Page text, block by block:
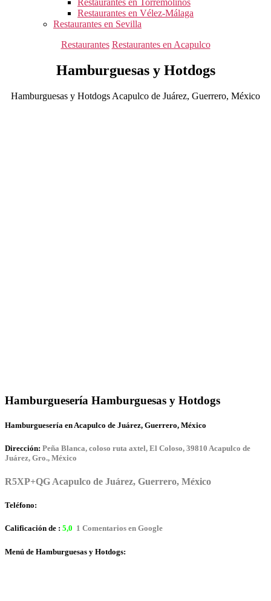
Restaurantes en Torremolinos
Restaurantes en Vélez-Málaga
Restaurantes en Sevilla
Categorías
Restaurantes Restaurantes en Acapulco
Hamburguesas y Hotdogs
Hamburguesas y Hotdogs Acapulco de Juárez, Guerrero, México
Hamburguesería Hamburguesas y Hotdogs
Hamburguesería en Acapulco de Juárez, Guerrero, México
Dirección: Peña Blanca, coloso ruta axtel, El Coloso, 39810 Acapulco de
Juárez, Gro., México
R5XP+QG Acapulco de Juárez, Guerrero, México
Teléfono:
Calificación de : 5,0 1 Comentarios en Google
Menú de Hamburguesas y Hotdogs: